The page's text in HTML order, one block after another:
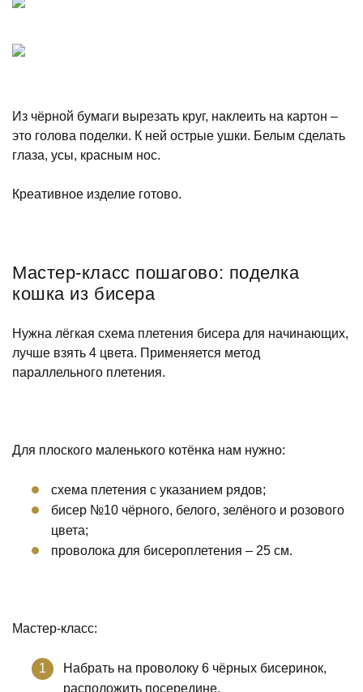
Из чёрной бумаги вырезать круг, наклеить на картон –
это голова поделки. К ней острые ушки. Белым сделать
глаза, усы, красным нос.
Креативное изделие готово.
Мастер-класс пошагово: поделка
кошка из бисера
Нужна лёгкая схема плетения бисера для начинающих,
лучше взять 4 цвета. Применяется метод
параллельного плетения.
Для плоского маленького котёнка нам нужно:
схема плетения с указанием рядов;
бисер №10 чёрного, белого, зелёного и розового
цвета;
проволока для бисероплетения – 25 см.
Мастер-класс:
Набрать на проволоку 6 чёрных бисеринок,
расположить посередине.